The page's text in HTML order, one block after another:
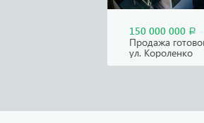
150 000 000 Р
Продажа
ул. Короленко